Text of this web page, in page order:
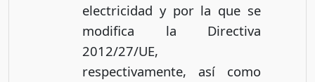
electricidad y por la que se
modifica la Directiva
2012/27/UE,
respectivamente, así como